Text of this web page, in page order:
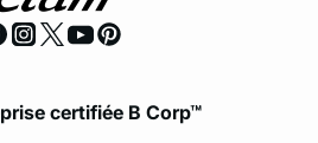
certifiée B Corp™